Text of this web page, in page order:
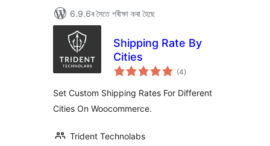
6.9.6ৰ সৈতে পৰীক্ষা কৰা হৈছে
Shipping Rate By
Cities
(4টা
মুঠ)
Set Custom Shipping Rates For Different
Cities On Woocommerce.
Trident Technolabs